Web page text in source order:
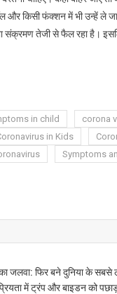
और किसी फंक्शन में भी उन्हें ले
संक्रमण तेजी से फैल रहा है।
in child corona
in Kids
Symptoms
का जलवा: फिर बने दुनिया के सबसे
में ट्रंप और बाइडन को